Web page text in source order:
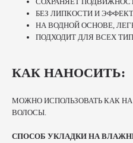
БЕЗ ЛИПКОСТИ И
НА ВОДНОЙ ОСНОВЕ,
ПОДХОДИТ ДЛЯ ВСЕХ
КАК НАНОСИТЬ:
МОЖНО ИСПОЛЬЗОВАТЬ КАК
ВОЛОСЫ.
СПОСОБ УКЛАДКИ НА